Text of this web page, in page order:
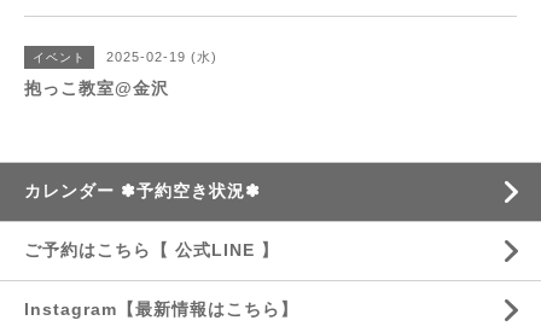
イベント 2025-02-19 (水)
抱っこ教室@金沢
カレンダー ✽予約空き状況✽
ご予約はこちら【 公式LINE 】
Instagram【最新情報はこちら】